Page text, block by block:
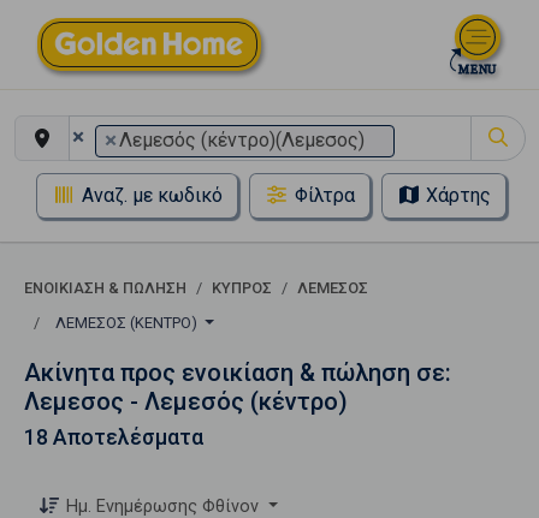
× ×Λεμεσός (κέντρο)(Λεμεσος)
Αναζ. με κωδικό Φίλτρα Χάρτης
ΕΝΟΙΚΊΑΣΗ & ΠΏΛΗΣΗ ΚΥΠΡΟΣ
ΛΕΜΕΣΟΣ
ΛΕΜΕΣΌΣ (ΚΈΝΤΡΟ)
Ακίνητα προς ενοικίαση & πώληση σε:
Λεμεσος - Λεμεσός (κέντρο)
18 Αποτελέσματα
Ημ. Ενημέρωσης Φθίνον